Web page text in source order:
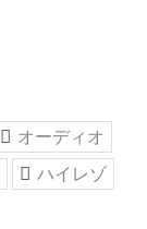
オーディオ
ハイレゾ